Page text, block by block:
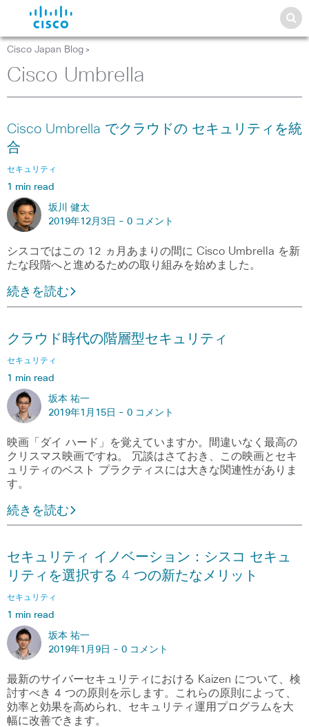
Cisco Japan Blog >
Cisco Umbrella
Cisco Umbrella でクラウドの セキュリティを統
合
セキュリティ
1 min read
坂川 健太
2019年12月3日 - 0 コメント
シスコではこの 12 ヵ月あまりの間に Cisco Umbrella を新
たな段階へと進めるための取り組みを始めました。
続きを読む
クラウド時代の階層型セキュリティ
セキュリティ
1 min read
坂本 祐一
2019年1月15日 - 0 コメント
映画「ダイ ハード」を覚えていますか。間違いなく最高の
クリスマス映画ですね。 冗談はさておき、この映画とセキ
ュリティのベスト プラクティスには大きな関連性がありま
す。
続きを読む
セキュリティ イノベーション：シスコ セキュ
リティを選択する 4 つの新たなメリット
セキュリティ
1 min read
坂本 祐一
2019年1月9日 - 0 コメント
最新のサイバーセキュリティにおける Kaizen について、検
討すべき 4 つの原則を示します。これらの原則によって、
効率と効果を高められ、セキュリティ運用プログラムを大
幅に改善できます。